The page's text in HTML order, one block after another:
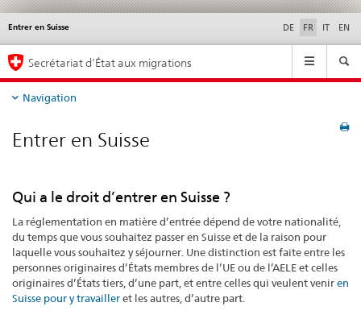
Entrer en Suisse DE FR IT EN
Service
Navigation
Secrétariat d’État aux migrations
Navigation
Entrer
en
Entrer en Suisse
Qui a le droit d’entrer en Suisse ?
La réglementation en matière d’entrée dépend de votre nationalité,
du temps que vous souhaitez passer en Suisse et de la raison pour
laquelle vous souhaitez y séjourner. Une distinction est faite entre les
personnes originaires d’États membres de l’UE ou de l’AELE et celles
originaires d’États tiers, d’une part, et entre celles qui veulent veniren
Suisse pour y travailleret les autres, d’autre part.